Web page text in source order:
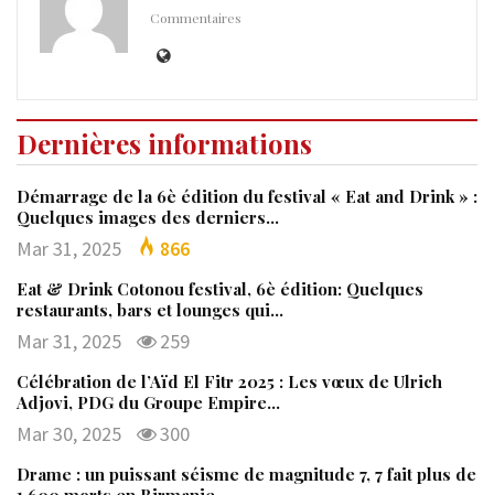
Commentaires
Dernières informations
Démarrage de la 6è édition du festival « Eat and Drink » :
Quelques images des derniers…
Mar 31, 2025 866
Eat & Drink Cotonou festival, 6è édition: Quelques
restaurants, bars et lounges qui…
Mar 31, 2025 259
Célébration de l’Aïd El Fitr 2025 : Les vœux de Ulrich
Adjovi, PDG du Groupe Empire…
Mar 30, 2025 300
Drame : un puissant séisme de magnitude 7, 7 fait plus de